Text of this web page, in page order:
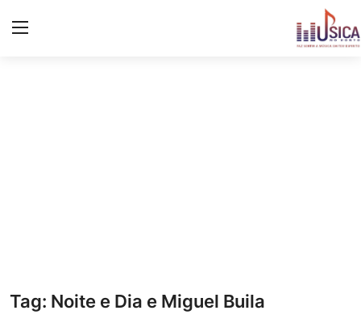
Letras de músicas/Frases
Tag: Noite e Dia e Miguel Buila